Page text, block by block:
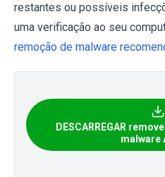
restantes ou possíveis
uma verificação ao seu
remoção de malware
DESCARREGAR
malware